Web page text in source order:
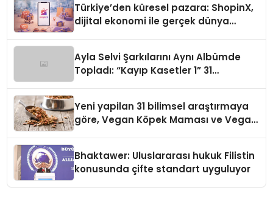
Türkiye’den küresel pazara: ShopinX,
dijital ekonomi ile gerçek dünya
Ayla Selvi Şarkılarını Aynı Albümde
Topladı: “Kayıp Kasetler 1” 31
Yeni yapilan 31 bilimsel araştırmaya
göre, Vegan Köpek Maması ve Vegan
Bhaktawer: Uluslararası hukuk Filistin
konusunda çifte standart uyguluyor